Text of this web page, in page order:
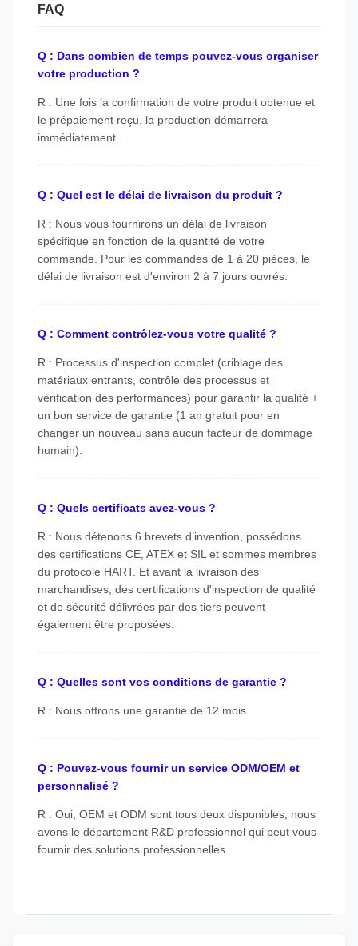
FAQ
Q : Dans combien de temps pouvez-vous organiser
votre production ?
R : Une fois la confirmation de votre produit obtenue et
le prépaiement reçu, la production démarrera
immédiatement.
Q : Quel est le délai de livraison du produit ?
R : Nous vous fournirons un délai de livraison
spécifique en fonction de la quantité de votre
commande. Pour les commandes de 1 à 20 pièces, le
délai de livraison est d'environ 2 à 7 jours ouvrés.
Q : Comment contrôlez-vous votre qualité ?
R : Processus d'inspection complet (criblage des
matériaux entrants, contrôle des processus et
vérification des performances) pour garantir la qualité +
un bon service de garantie (1 an gratuit pour en
changer un nouveau sans aucun facteur de dommage
humain).
Q : Quels certificats avez-vous ?
R : Nous détenons 6 brevets d’invention, possédons
des certifications CE, ATEX et SIL et sommes membres
du protocole HART. Et avant la livraison des
marchandises, des certifications d'inspection de qualité
et de sécurité délivrées par des tiers peuvent
également être proposées.
Q : Quelles sont vos conditions de garantie ?
R : Nous offrons une garantie de 12 mois.
Q : Pouvez-vous fournir un service ODM/OEM et
personnalisé ?
R : Oui, OEM et ODM sont tous deux disponibles, nous
avons le département R&D professionnel qui peut vous
fournir des solutions professionnelles.